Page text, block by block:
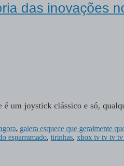
das inovações
é um joystick clássico e só,
, galera esquece que geralmente
esparramado, tirinhas, xbox tv tv tv tv